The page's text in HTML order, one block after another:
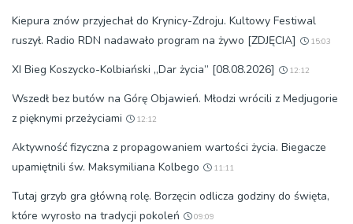
Kiepura znów przyjechał do Krynicy-Zdroju. Kultowy Festiwal
ruszył. Radio RDN nadawało program na żywo [ZDJĘCIA]
15:03
XI Bieg Koszycko-Kolbiański „Dar życia” [08.08.2026] 12:12
Wszedł bez butów na Górę Objawień. Młodzi wrócili z Medjugorie
z pięknymi przeżyciami
12:12
Aktywność fizyczna z propagowaniem wartości życia. Biegacze
upamiętnili św. Maksymiliana Kolbego
11:11
Tutaj grzyb gra główną rolę. Borzęcin odlicza godziny do święta,
które wyrosło na tradycji pokoleń
09:09